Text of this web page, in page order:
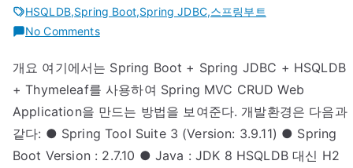
HSQLDB,Spring Boot,Spring JDBC,스프링부트
No Commentson
Boot]
Spring
JDBC
와
HSQLDB
개요 여기에서는 Spring Boot + Spring JDBC + HSQLDB
+ Thymeleaf를 사용하여 Spring MVC CRUD Web
Application을 만드는 방법을 보여준다. 개발환경은 다음과
같다: ● Spring Tool Suite 3 (Version: 3.9.11) ● Spring
Boot Version : 2.7.10 ● Java : JDK 8 HSQLDB 대신 H2